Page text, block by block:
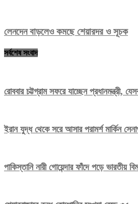
লেনদেন বাড়লেও কমছে শেয়ারদর ও সূচক
সর্বশেষ সংবাদ
রোববার চট্টগ্রাম সফরে যাচ্ছেন প্রধানমন্ত্রী,
ইরান যুদ্ধ থেকে সরে আসার পরামর্শ মার্কিন
পাকিস্তানি নারী গোয়েন্দার ফাঁদে পড়ে ভারতীয়